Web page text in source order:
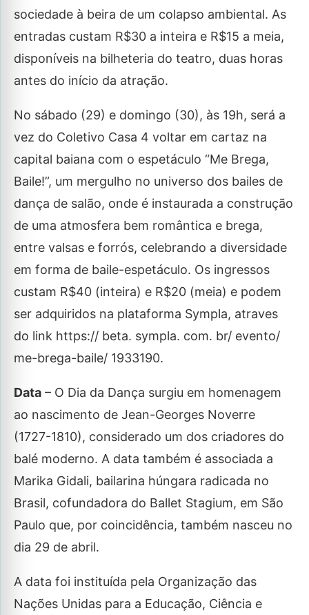
sociedade à beira de um colapso ambiental. As
entradas custam R$30 a inteira e R$15 a meia,
disponíveis na bilheteria do teatro, duas horas
antes do início da atração.
No sábado (29) e domingo (30), às 19h, será a
vez do Coletivo Casa 4 voltar em cartaz na
capital baiana com o espetáculo “Me Brega,
Baile!”, um mergulho no universo dos bailes de
dança de salão, onde é instaurada a construção
de uma atmosfera bem romântica e brega,
entre valsas e forrós, celebrando a diversidade
em forma de baile-espetáculo. Os ingressos
custam R$40 (inteira) e R$20 (meia) e podem
ser adquiridos na plataforma Sympla, atraves
do link https:// beta. sympla. com. br/ evento/
me-brega-baile/ 1933190.
Data – O Dia da Dança surgiu em homenagem
ao nascimento de Jean-Georges Noverre
(1727-1810), considerado um dos criadores do
balé moderno. A data também é associada a
Marika Gidali, bailarina húngara radicada no
Brasil, cofundadora do Ballet Stagium, em São
Paulo que, por coincidência, também nasceu no
dia 29 de abril.
A data foi instituída pela Organização das
Nações Unidas para a Educação, Ciência e